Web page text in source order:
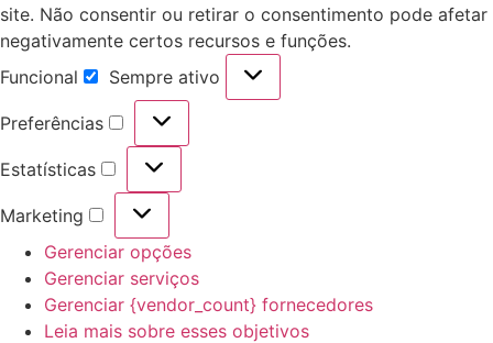
site. Não consentir ou retirar o consentimento pode afetar
negativamente certos recursos e funções.
Funcional
Sempre ativo
Preferências
Estatísticas
Marketing
Gerenciar opções
Gerenciar serviços
Gerenciar {vendor_count} fornecedores
Leia mais sobre esses objetivos